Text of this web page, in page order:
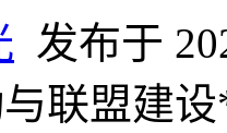
发布于
联盟建